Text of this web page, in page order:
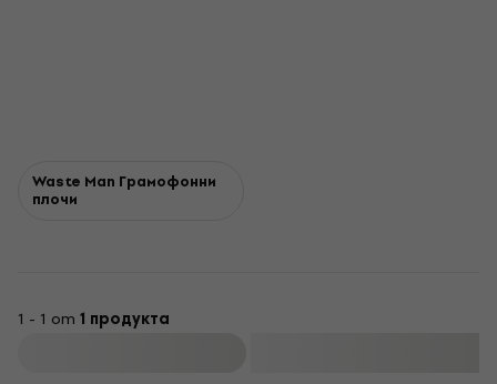
Waste Man Грамофонни
плочи
1 - 1 от 1 продукта